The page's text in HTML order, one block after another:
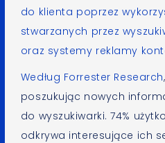
do klienta poprzez
stwarzanych przez
oraz systemy reklamy
Według Forrester Research
poszukując nowych
do wyszukiwarki. 74%
odkrywa interesujące ich